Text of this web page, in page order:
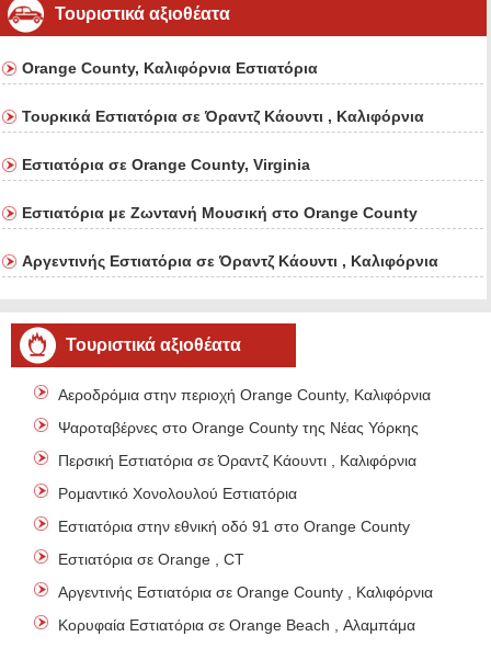
Τουριστικά αξιοθέατα
Orange County, Καλιφόρνια Εστιατόρια
Τουρκικά Εστιατόρια σε Όραντζ Κάουντι , Καλιφόρνια
Εστιατόρια σε Orange County, Virginia
Εστιατόρια με Ζωντανή Μουσική στο Orange County
Αργεντινής Εστιατόρια σε Όραντζ Κάουντι , Καλιφόρνια
Τουριστικά αξιοθέατα
Αεροδρόμια στην περιοχή Orange County, Καλιφόρνια
Ψαροταβέρνες στο Orange County της Νέας Υόρκης
Περσική Εστιατόρια σε Όραντζ Κάουντι , Καλιφόρνια
Ρομαντικό Χονολουλού Εστιατόρια
Εστιατόρια στην εθνική οδό 91 στο Orange County
Εστιατόρια σε Orange , CT
Αργεντινής Εστιατόρια σε Orange County , Καλιφόρνια
Κορυφαία Εστιατόρια σε Orange Beach , Αλαμπάμα